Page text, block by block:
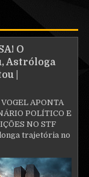
O
Astróloga
|
APONTA
POLÍTICO E
NO STF
trajetória no